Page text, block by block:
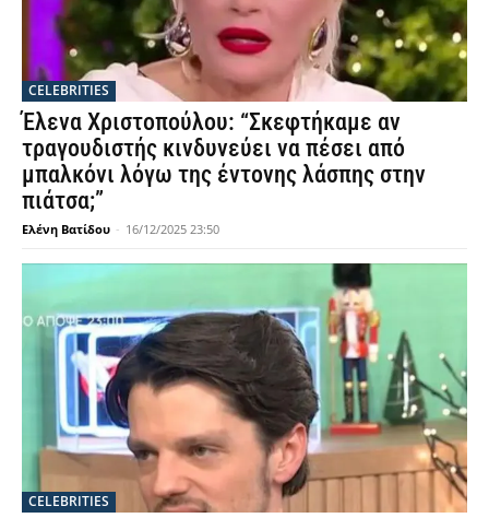
CELEBRITIES
Έλενα Χριστοπούλου: “Σκεφτήκαμε αν
τραγουδιστής κινδυνεύει να πέσει από
μπαλκόνι λόγω της έντονης λάσπης στην
πιάτσα;”
Ελένη Βατίδου - 16/12/2025 23:50
CELEBRITIES